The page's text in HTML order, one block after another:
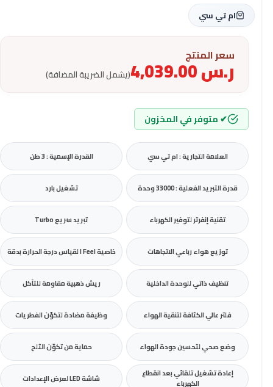
ام تي سي
سعر المنتج
ر.س (يشمل الضريبة المضافة)
✔ متوفر في المخزون
العلامة التجارية : ام تي سي القدرة الإسمية : 3 طن
قدرة التبريد الفعلية : 33000 وحدة تشغيل بارد
تقنية إنفرتر لتوفير الكهرباء تبريد سريع Turbo
توزيع هواء رباعي الاتجاهات خاصية I Feel لقياس درجة الحرارة بدقة
تنظيف ذاتي للوحدة الداخلية ريش ذهبية مقاومة للتآكل
فلتر عالي الكثافة لتنقية الهواء وظيفة مضادة لتكوّن الفطريات
وضع صحي لتحسين جودة الهواء حماية من تكوّن الثلج
إعادة تشغيل تلقائي بعد انقطاع
الكهرباء
شاشة LED لعرض الإعدادات